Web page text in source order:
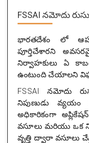
FSSAI నమోదు
భారతదేశం లో
పూర్తిచేశారని
నిర్వాహకులు ఏ
ఉంటుంది చేయాలని
FSSAI నమోదు
నిపుణుడు వ్యయం
అధికారికంగా
వసూలు మరియు ఒక
వృత్తి ద్వారా వసూలు